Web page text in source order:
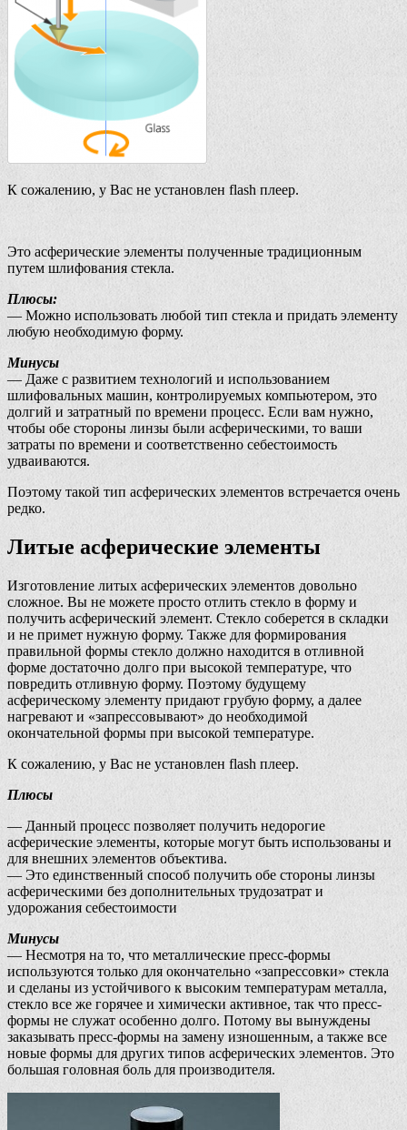
К сожалению, у Вас не установлен flash плеер.
Это асферические элементы полученные традиционным
путем шлифования стекла.
Плюсы:
— Можно использовать любой тип стекла и придать элементу
любую необходимую форму.
Минусы
— Даже с развитием технологий и использованием
шлифовальных машин, контролируемых компьютером, это
долгий и затратный по времени процесс. Если вам нужно,
чтобы обе стороны линзы были асферическими, то ваши
затраты по времени и соответственно себестоимость
удваиваются.
Поэтому такой тип асферических элементов встречается очень
редко.
Литые асферические элементы
Изготовление литых асферических элементов довольно
сложное. Вы не можете просто отлить стекло в форму и
получить асферический элемент. Стекло соберется в складки
и не примет нужную форму. Также для формирования
правильной формы стекло должно находится в отливной
форме достаточно долго при высокой температуре, что
повредить отливную форму. Поэтому будущему
асферическому элементу придают грубую форму, а далее
нагревают и «запрессовывают» до необходимой
окончательной формы при высокой температуре.
К сожалению, у Вас не установлен flash плеер.
Плюсы
— Данный процесс позволяет получить недорогие
асферические элементы, которые могут быть использованы и
для внешних элементов объектива.
— Это единственный способ получить обе стороны линзы
асферическими без дополнительных трудозатрат и
удорожания себестоимости
Минусы
— Несмотря на то, что металлические пресс-формы
используются только для окончательно «запрессовки» стекла
и сделаны из устойчивого к высоким температурам металла,
стекло все же горячее и химически активное, так что пресс-
формы не служат особенно долго. Потому вы вынуждены
заказывать пресс-формы на замену изношенным, а также все
новые формы для других типов асферических элементов. Это
большая головная боль для производителя.